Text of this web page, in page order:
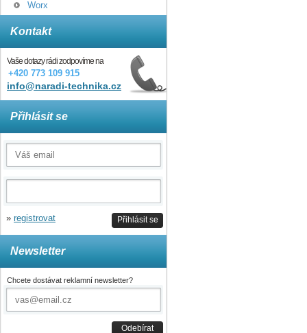
Worx
Kontakt
Vaše dotazy rádi zodpovíme na
+420 773 109 915
info@naradi-technika.cz
Přihlásit se
Přihlásit se
» registrovat
Newsletter
Chcete dostávat reklamní newsletter?
Odebírat